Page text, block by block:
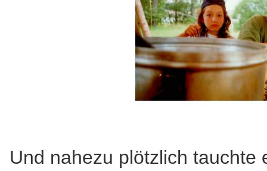
Und nahezu plötzlich tauchte